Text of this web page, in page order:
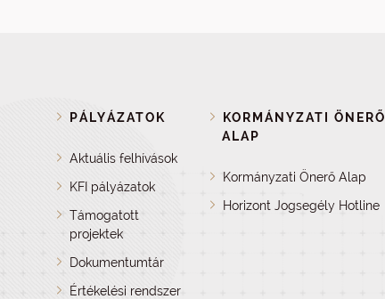
PÁLYÁZATOK
Aktuális felhívások
KFI pályázatok
Támogatott
projektek
Dokumentumtár
Értékelési rendszer
KORMÁNYZATI ÖNERŐ
ALAP
Kormányzati Önerő Alap
Horizont Jogsegély Hotline